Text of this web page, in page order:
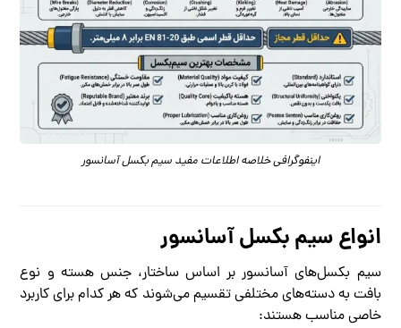
اینفوگرافی خلاصه اطلاعات مفید سیم بکسل آسانسور
انواع سیم بکسل آسانسور
سیم بکسل‌های آسانسور بر اساس ساختار، جنس هسته و نوع
بافت به دسته‌های مختلفی تقسیم می‌شوند که هر کدام برای کاربرد
خاصی مناسب هستند: